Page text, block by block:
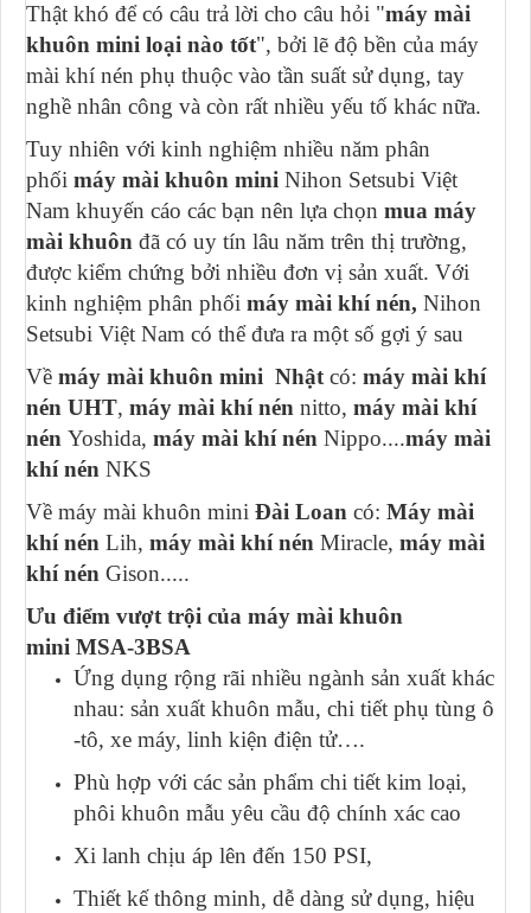
Thật khó để có câu trả lời cho câu hỏi "máy mài
khuôn mini loại nào tốt", bởi lẽ độ bền của máy
mài khí nén phụ thuộc vào tần suất sử dụng, tay
nghề nhân công và còn rất nhiều yếu tố khác nữa.
Tuy nhiên với kinh nghiệm nhiều năm phân
phối máy mài khuôn mini Nihon Setsubi Việt
Nam khuyến cáo các bạn nên lựa chọn mua máy
mài khuôn đã có uy tín lâu năm trên thị trường,
được kiểm chứng bởi nhiều đơn vị sản xuất. Với
kinh nghiệm phân phối máy mài khí nén, Nihon
Setsubi Việt Nam có thể đưa ra một số gợi ý sau
Về máy mài khuôn mini Nhật có: máy mài khí
nén UHT, máy mài khí nén nitto, máy mài khí
nén Yoshida, máy mài khí nén Nippo....máy mài
khí nén NKS
Về máy mài khuôn mini Đài Loan có: Máy mài
khí nén Lih, máy mài khí nén Miracle, máy mài
khí nén Gison.....
Ưu điểm vượt trội của máy mài khuôn
mini MSA-3BSA
Ứng dụng rộng rãi nhiều ngành sản xuất khác
nhau: sản xuất khuôn mẫu, chi tiết phụ tùng ô
-tô, xe máy, linh kiện điện tử….
Phù hợp với các sản phẩm chi tiết kim loại,
phôi khuôn mẫu yêu cầu độ chính xác cao
Xi lanh chịu áp lên đến 150 PSI,
Thiết kế thông minh, dễ dàng sử dụng, hiệu